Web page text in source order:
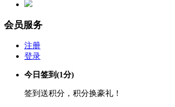
会员服务
注册
登录
今日签到(1分)
签到送积分，积分换豪礼！